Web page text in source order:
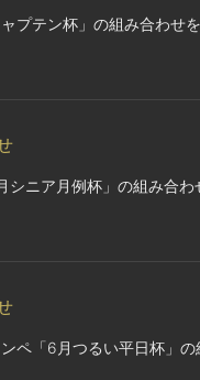
プテン杯」の組み合わせを
ニア月例杯」の組み合わ
ペ「6月つるい平日杯」の